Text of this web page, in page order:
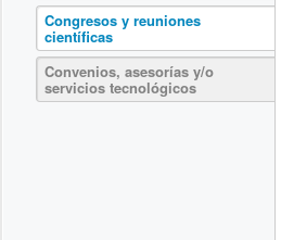
Congresos y reuniones
científicas
Convenios, asesorías y/o
servicios tecnológicos